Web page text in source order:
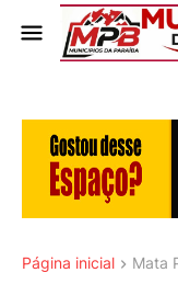
Página inicial Mata